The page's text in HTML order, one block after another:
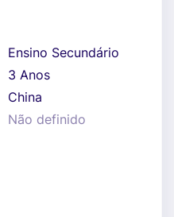
Ensino Secundário
3 Anos
China
Não definido